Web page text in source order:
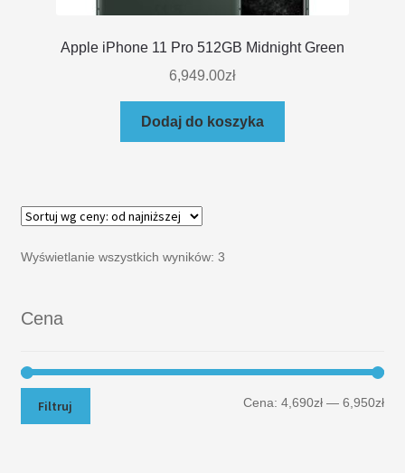
Apple iPhone 11 Pro 512GB Midnight Green
6,949.00zł
Dodaj do koszyka
Wyświetlanie wszystkich wyników: 3
Cena
Filtruj Cena:4,690zł —6,950zł